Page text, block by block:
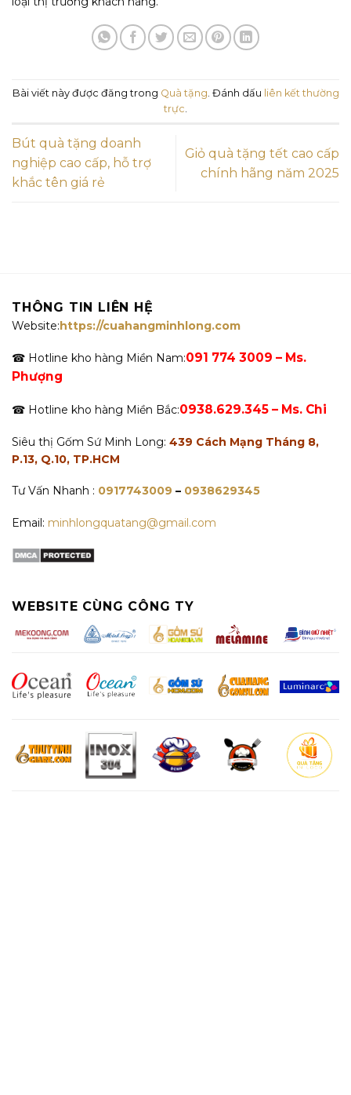
Bài viết này được đăng trong Quà tặng . Đánh dấu liên kết thường
trực
Bút quà tặng doanh
nghiệp cao cấp, hỗ trợ
khắc tên giá rẻ
Giỏ quà tặng tết cao cấp
chính hãng năm 2025
THÔNG TIN LIÊN HỆ
Website:https://cuahangminhlong.com
☎ Hotline kho hàng Miền Nam:091 774 3009 – Ms.
Phượng
☎ Hotline kho hàng Miền Bắc:0938.629.345 – Ms. Chi
Siêu thị Gốm Sứ Minh Long: 439 Cách Mạng Tháng 8,
P.13, Q.10, TP.HCM
Tư Vấn Nhanh : 0917743009 – 0938629345
Email: minhlongquatang@gmail.com
WEBSITE CÙNG CÔNG TY